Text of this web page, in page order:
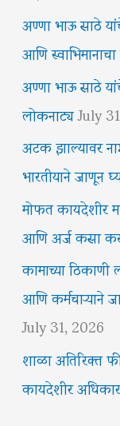
अण्णा भाऊ साठे
आणि
अण्णा भाऊ साठे
लोकनाट्यJuly
अटक झाल्यावर
भारतीयाने जाणून
मोफत कायदेशीर
आणि अर्ज कसा
कामाच्या
आणि
July 31, 2026
शाळा अतिरिक्त
कायदेशीर